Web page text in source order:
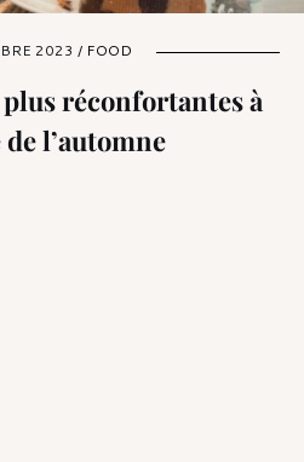
2023 / FOOD
réconfortantes à
l’automne